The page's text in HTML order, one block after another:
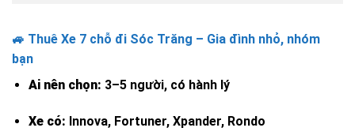
🚙 Thuê Xe 7 chỗ đi Sóc Trăng – Gia đình nhỏ, nhóm
bạn
Ai nên chọn: 3–5 người, có hành lý
Xe có: Innova, Fortuner, Xpander, Rondo